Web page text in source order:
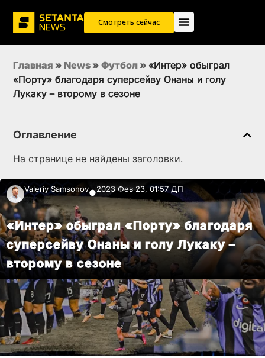
Смотреть сейчас
Главная » News » Футбол » «Интер» обыграл
«Порту» благодаря суперсейву Онаны и голу
Лукаку – второму в сезоне
Оглавление
На странице не найдены заголовки.
Valeriy Samsonov●2023 Фев 23, 01:57 ДП
«Интер» обыграл «Порту» благодаря
суперсейву Онаны и голу Лукаку –
второму в сезоне